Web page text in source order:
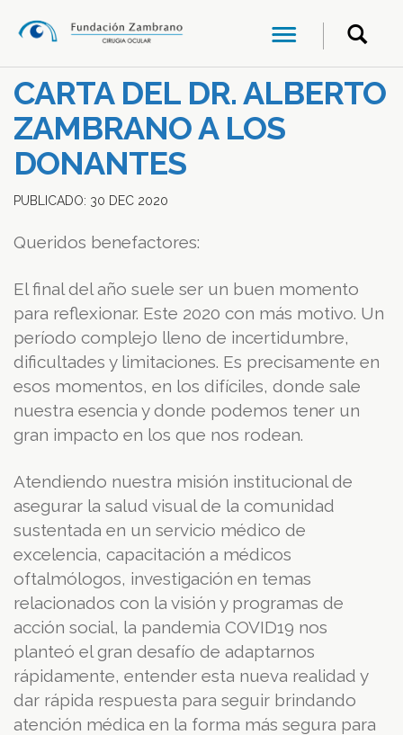
CARTA DEL DR. ALBERTO
ZAMBRANO A LOS
DONANTES
PUBLICADO: 30 DEC 2020
Queridos benefactores:
El final del año suele ser un buen momento
para reflexionar. Este 2020 con más motivo. Un
período complejo lleno de incertidumbre,
dificultades y limitaciones. Es precisamente en
esos momentos, en los difíciles, donde sale
nuestra esencia y donde podemos tener un
gran impacto en los que nos rodean.
Atendiendo nuestra misión institucional de
asegurar la salud visual de la comunidad
sustentada en un servicio médico de
excelencia, capacitación a médicos
oftalmólogos, investigación en temas
relacionados con la visión y programas de
acción social, la pandemia COVID19 nos
planteó el gran desafío de adaptarnos
rápidamente, entender esta nueva realidad y
dar rápida respuesta para seguir brindando
atención médica en la forma más segura para